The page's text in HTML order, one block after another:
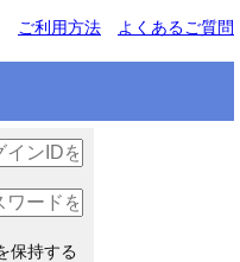
ご利用方法 よくあるご質問
保持する